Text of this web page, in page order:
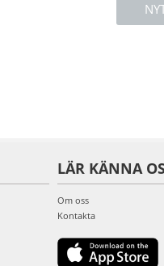
LÄR KÄNNA
Om oss
Kontakta